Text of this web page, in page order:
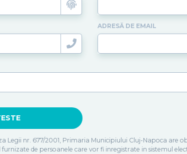
ADRESĂ DE EMAIL
Legii nr. 677/2001, Primaria Municipiului Cluj-Napoca are
de persoanele care vor fi inregistrate in sistemul